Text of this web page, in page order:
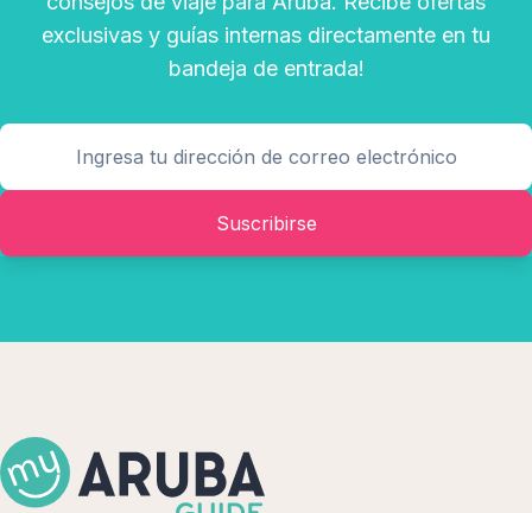
exclusivas y guías internas directamente en tu
bandeja de entrada!
Suscribirse